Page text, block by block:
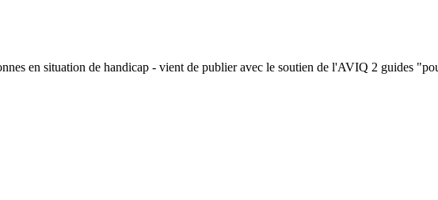
en situation de handicap - vient de publier avec le soutien de l'AVIQ 2 guides